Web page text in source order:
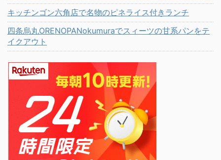
キッチンゴン六角店で名物のピネライス付きランチ
四条烏丸ORENOPANokumuraでスィーツの甘系パンをテ
イクアウト